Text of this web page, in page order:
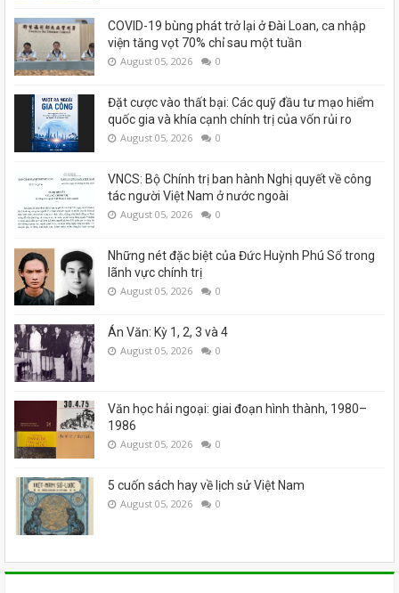
COVID-19 bùng phát trở lại ở Đài Loan, ca nhập
viện tăng vọt 70% chỉ sau một tuần
August 05, 2026 0
Đặt cược vào thất bại: Các quỹ đầu tư mạo hiểm
quốc gia và khía cạnh chính trị của vốn rủi ro
August 05, 2026 0
VNCS: Bộ Chính trị ban hành Nghị quyết về công
tác người Việt Nam ở nước ngoài
August 05, 2026 0
Những nét đặc biệt của Đức Huỳnh Phú Sổ trong
lãnh vực chính trị
August 05, 2026 0
Án Văn: Kỳ 1, 2, 3 và 4
August 05, 2026 0
Văn học hải ngoại: giai đoạn hình thành, 1980–
1986
August 05, 2026 0
5 cuốn sách hay về lịch sử Việt Nam
August 05, 2026 0